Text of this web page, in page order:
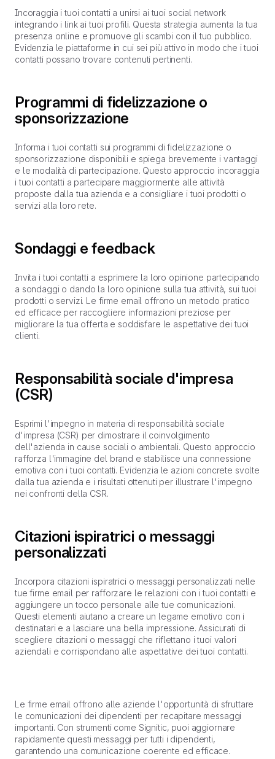
Incoraggia i tuoi contatti a unirsi ai tuoi social network
integrando i link ai tuoi profili. Questa strategia aumenta la tua
presenza online e promuove gli scambi con il tuo pubblico.
Evidenzia le piattaforme in cui sei più attivo in modo che i tuoi
contatti possano trovare contenuti pertinenti.
Programmi di fidelizzazione o
sponsorizzazione
Informa i tuoi contatti sui programmi di fidelizzazione o
sponsorizzazione disponibili e spiega brevemente i vantaggi
e le modalità di partecipazione. Questo approccio incoraggia
i tuoi contatti a partecipare maggiormente alle attività
proposte dalla tua azienda e a consigliare i tuoi prodotti o
servizi alla loro rete.
Sondaggi e feedback
Invita i tuoi contatti a esprimere la loro opinione partecipando
a sondaggi o dando la loro opinione sulla tua attività, sui tuoi
prodotti o servizi. Le firme email offrono un metodo pratico
ed efficace per raccogliere informazioni preziose per
migliorare la tua offerta e soddisfare le aspettative dei tuoi
clienti.
Responsabilità sociale d'impresa
(CSR)
Esprimi l'impegno in materia di responsabilità sociale
d'impresa (CSR) per dimostrare il coinvolgimento
dell'azienda in cause sociali o ambientali. Questo approccio
rafforza l'immagine del brand e stabilisce una connessione
emotiva con i tuoi contatti. Evidenzia le azioni concrete svolte
dalla tua azienda e i risultati ottenuti per illustrare l'impegno
nei confronti della CSR.
Citazioni ispiratrici o messaggi
personalizzati
Incorpora citazioni ispiratrici o messaggi personalizzati nelle
tue firme email per rafforzare le relazioni con i tuoi contatti e
aggiungere un tocco personale alle tue comunicazioni.
Questi elementi aiutano a creare un legame emotivo con i
destinatari e a lasciare una bella impressione. Assicurati di
scegliere citazioni o messaggi che riflettano i tuoi valori
aziendali e corrispondano alle aspettative dei tuoi contatti.
Le firme email offrono alle aziende l'opportunità di sfruttare
le comunicazioni dei dipendenti per recapitare messaggi
importanti. Con strumenti come Signitic, puoi aggiornare
rapidamente questi messaggi per tutti i dipendenti,
garantendo una comunicazione coerente ed efficace.